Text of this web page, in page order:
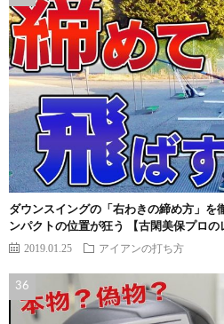
ダウンスイングの「右わきの締め方」を
ンパクトの位置が狂う 【古閑美保プロの
2019.01.25 アイアンの打ち方